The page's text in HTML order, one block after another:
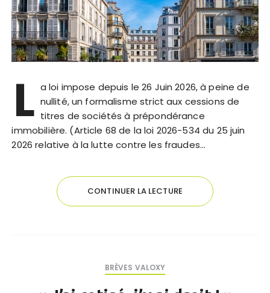
L a loi impose depuis le 26 Juin 2026, à peine de
nullité, un formalisme strict aux cessions de
titres de sociétés à prépondérance
immobilière. (Article 68 de la loi 2026-534 du 25 juin
2026 relative à la lutte contre les fraudes…
CONTINUER LA LECTURE
BRÈVES VALOXY